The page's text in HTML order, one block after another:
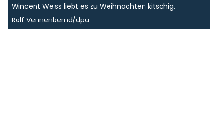
Wincent Weiss liebt es zu Weihnachten kitschig.
Rolf Vennenbernd/dpa